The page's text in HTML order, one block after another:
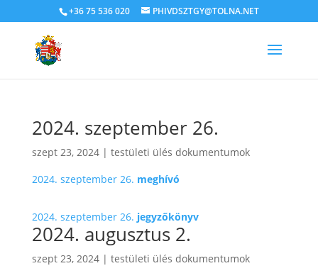
+36 75 536 020 PHIVDSZTGY@TOLNA.NET
2024. szeptember 26.
szept 23, 2024| testületi ülés dokumentumok
2024. szeptember 26. meghívó
2024. szeptember 26. jegyzőkönyv
2024. augusztus 2.
szept 23, 2024| testületi ülés dokumentumok